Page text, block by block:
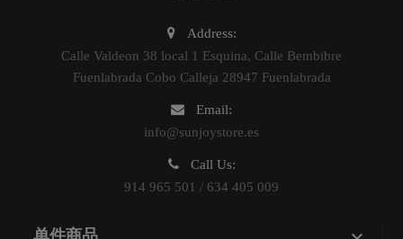
Address:
Calle Valdeon 38 local 1 Esquina, Calle Bembibre
Fuenlabrada Cobo Calleja 28947 Fuenlabrada
Email:
info@sunjoystore.es
Call Us:
914 965 501 / 634 405 009